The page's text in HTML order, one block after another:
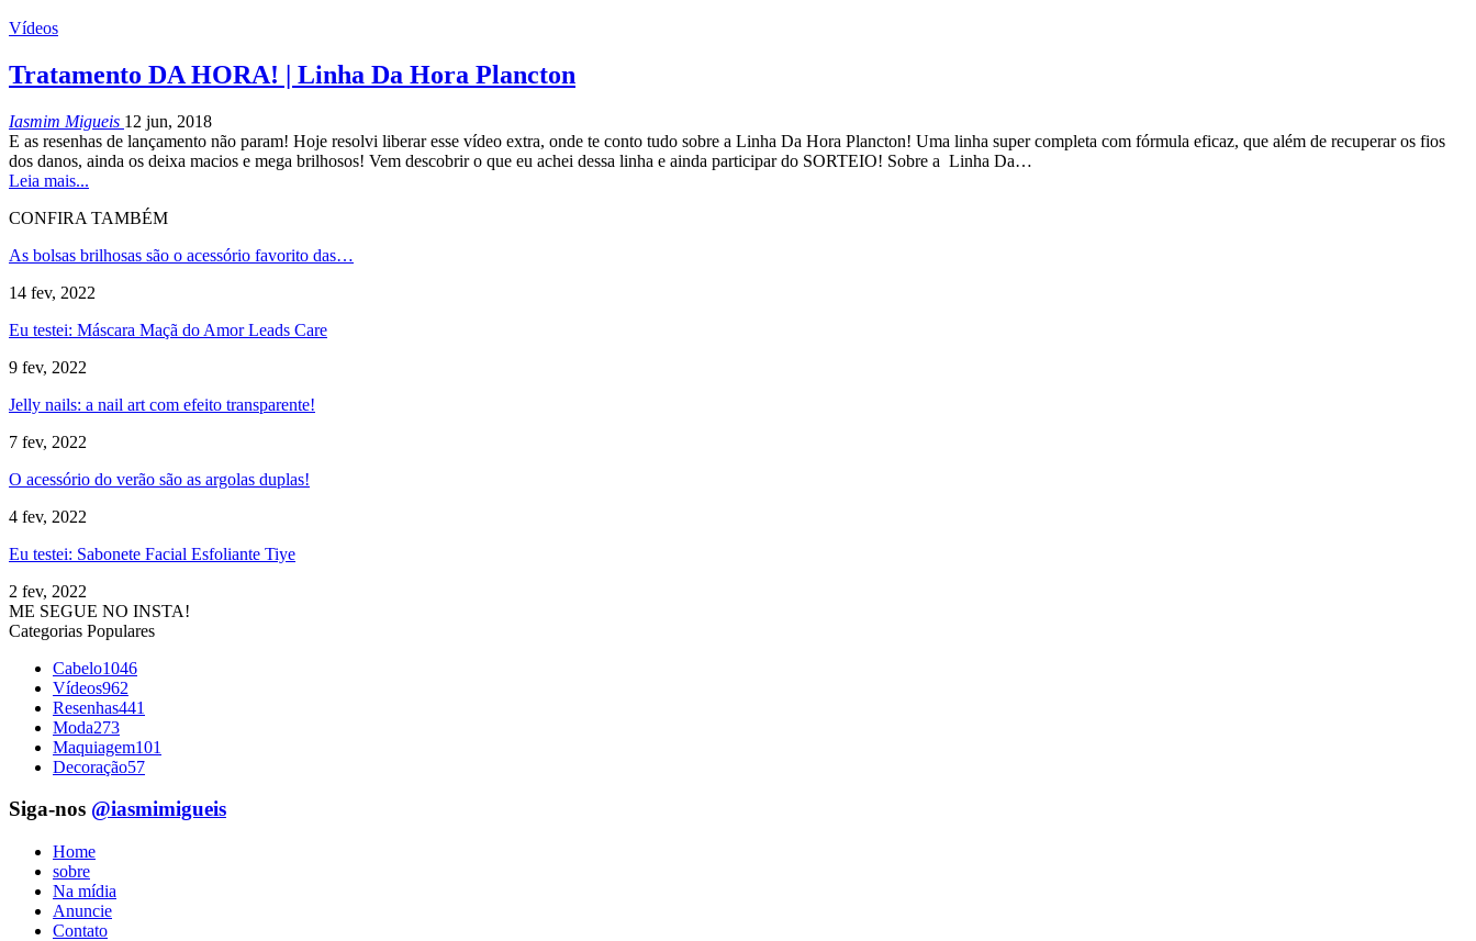
Vídeos
Tratamento DA HORA! | Linha Da Hora Plancton
Iasmim Migueis 12 jun, 2018
E as resenhas de lançamento não param! Hoje resolvi liberar esse vídeo extra, onde te conto tudo sobre a Linha Da Hora Plancton! Uma linha super completa com fórmula eficaz, que além de recuperar os fios
dos danos, ainda os deixa macios e mega brilhosos! Vem descobrir o que eu achei dessa linha e ainda participar do SORTEIO! Sobre a Linha Da…
Leia mais...
CONFIRA TAMBÉM
As bolsas brilhosas são o acessório favorito das…
14 fev, 2022
Eu testei: Máscara Maçã do Amor Leads Care
9 fev, 2022
Jelly nails: a nail art com efeito transparente!
7 fev, 2022
O acessório do verão são as argolas duplas!
4 fev, 2022
Eu testei: Sabonete Facial Esfoliante Tiye
2 fev, 2022
ME SEGUE NO INSTA!
Categorias Populares
Cabelo1046
Vídeos962
Resenhas441
Moda273
Maquiagem101
Decoração57
Siga-nos @iasmimigueis
Home
sobre
Na mídia
Anuncie
Contato